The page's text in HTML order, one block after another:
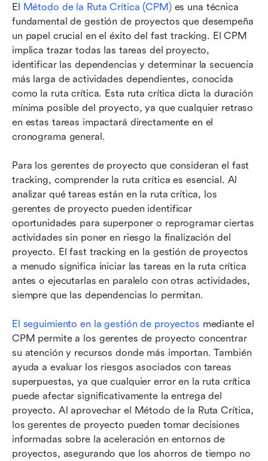
El Método de la Ruta Crítica (CPM) es una técnica
fundamental de gestión de proyectos que desempeña
un papel crucial en el éxito del fast tracking. El CPM
implica trazar todas las tareas del proyecto,
identificar las dependencias y determinar la secuencia
más larga de actividades dependientes, conocida
como la ruta crítica. Esta ruta crítica dicta la duración
mínima posible del proyecto, ya que cualquier retraso
en estas tareas impactará directamente en el
cronograma general.
Para los gerentes de proyecto que consideran el fast
tracking, comprender la ruta crítica es esencial. Al
analizar qué tareas están en la ruta crítica, los
gerentes de proyecto pueden identificar
oportunidades para superponer o reprogramar ciertas
actividades sin poner en riesgo la finalización del
proyecto. El fast tracking en la gestión de proyectos
a menudo significa iniciar las tareas en la ruta crítica
antes o ejecutarlas en paralelo con otras actividades,
siempre que las dependencias lo permitan.
El seguimiento en la gestión de proyectos mediante el
CPM permite a los gerentes de proyecto concentrar
su atención y recursos donde más importan. También
ayuda a evaluar los riesgos asociados con tareas
superpuestas, ya que cualquier error en la ruta crítica
puede afectar significativamente la entrega del
proyecto. Al aprovechar el Método de la Ruta Crítica,
los gerentes de proyecto pueden tomar decisiones
informadas sobre la aceleración en entornos de
proyectos, asegurando que los ahorros de tiempo no